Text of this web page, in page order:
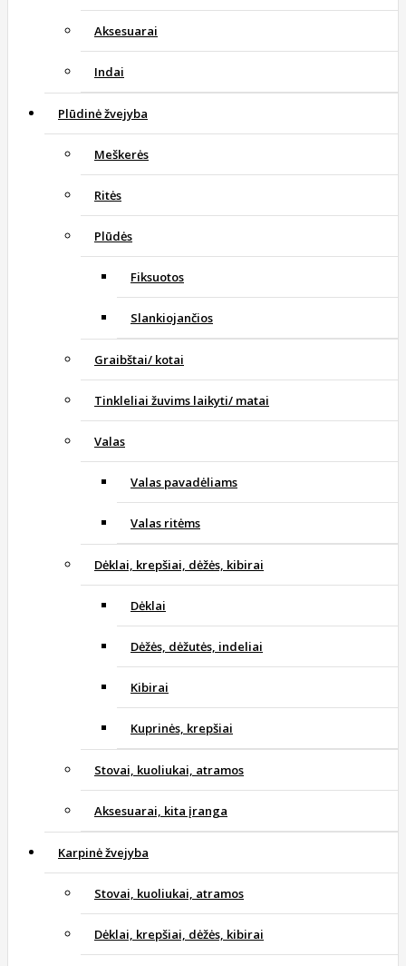
Aksesuarai
Indai
Plūdinė žvejyba
Meškerės
Ritės
Plūdės
Fiksuotos
Slankiojančios
Graibštai/ kotai
Tinkleliai žuvims laikyti/ matai
Valas
Valas pavadėliams
Valas ritėms
Dėklai, krepšiai, dėžės, kibirai
Dėklai
Dėžės, dėžutės, indeliai
Kibirai
Kuprinės, krepšiai
Stovai, kuoliukai, atramos
Aksesuarai, kita įranga
Karpinė žvejyba
Stovai, kuoliukai, atramos
Dėklai, krepšiai, dėžės, kibirai